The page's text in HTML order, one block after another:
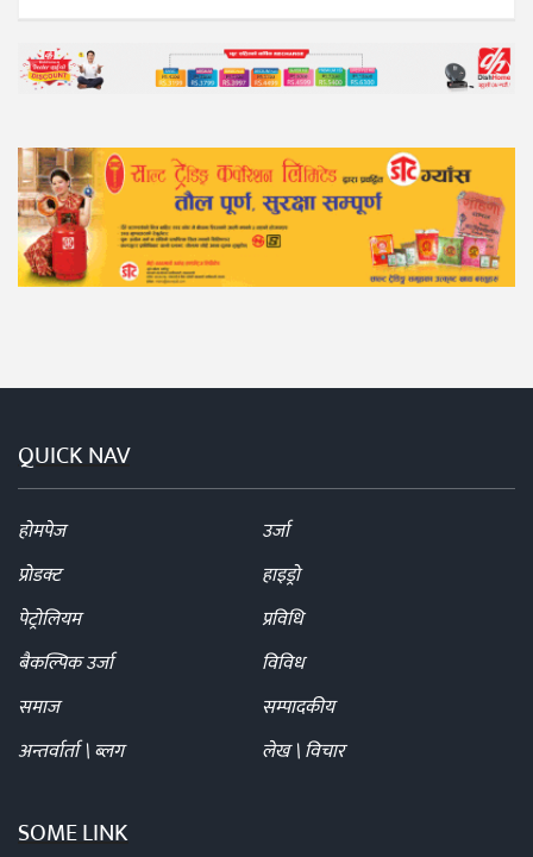
QUICK NAV
होमपेज
उर्जा
प्रोडक्ट
हाइड्रो
पेट्रोलियम
प्रविधि
बैकल्पिक उर्जा
विविध
समाज
सम्पादकीय
अन्तर्वार्ता \ ब्लग
लेख \ विचार
SOME LINK